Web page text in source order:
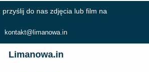
przyślij do nas zdjęcia lub film na
kontakt@limanowa.in
Limanowa.in